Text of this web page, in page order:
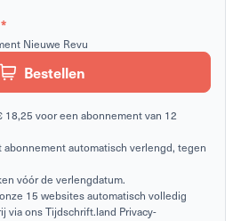
*
Nieuwe Revu
Bestellen
18,25 voor een abonnement van 12
automatisch verlengd, tegen
vóór de verlengdatum.
15 websites automatisch volledig
via ons Tijdschrift.land Privacy-